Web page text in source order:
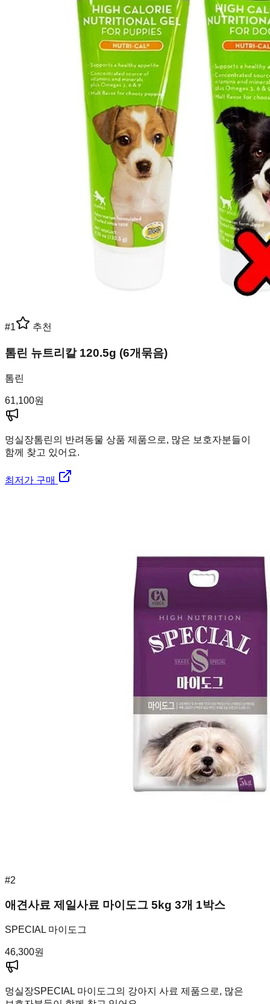
#1 추천
톰린 뉴트리칼 120.5g (6개묶음)
톰린
61,100원
멍실장톰린의 반려동물 상품 제품으로, 많은 보호자분들이
함께 찾고 있어요.
최저가 구매
#2
애견사료 제일사료 마이도그 5kg 3개 1박스
SPECIAL 마이도그
46,300원
멍실장SPECIAL 마이도그의 강아지 사료 제품으로, 많은